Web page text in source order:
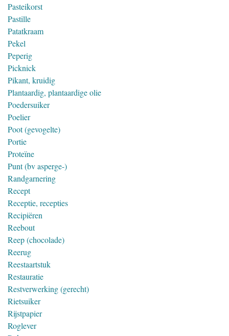
Pasteikorst
Pastille
Patatkraam
Pekel
Peperig
Picknick
Pikant, kruidig
Plantaardig, plantaardige olie
Poedersuiker
Poelier
Poot (gevogelte)
Portie
Proteïne
Punt (bv asperge-)
Randgarnering
Recept
Receptie, recepties
Recipiëren
Reebout
Reep (chocolade)
Reerug
Reestaartstuk
Restauratie
Restverwerking (gerecht)
Rietsuiker
Rijstpapier
Roglever